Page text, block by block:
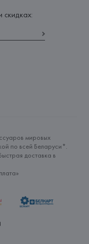
скидках:
мировых
по всей Беларуси*.
доставка в
»